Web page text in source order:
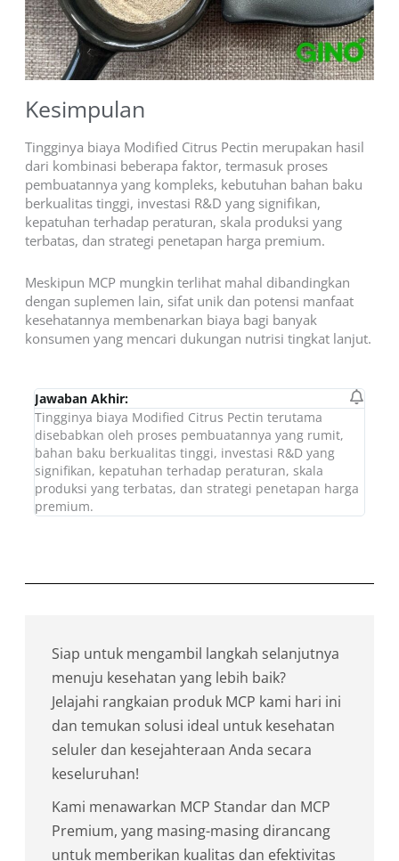
Kesimpulan
Tingginya biaya Modified Citrus Pectin merupakan hasil
dari kombinasi beberapa faktor, termasuk proses
pembuatannya yang kompleks, kebutuhan bahan baku
berkualitas tinggi, investasi R&D yang signifikan,
kepatuhan terhadap peraturan, skala produksi yang
terbatas, dan strategi penetapan harga premium.
Meskipun MCP mungkin terlihat mahal dibandingkan
dengan suplemen lain, sifat unik dan potensi manfaat
kesehatannya membenarkan biaya bagi banyak
konsumen yang mencari dukungan nutrisi tingkat lanjut.
Jawaban Akhir:
Tingginya biaya Modified Citrus Pectin terutama
disebabkan oleh proses pembuatannya yang rumit,
bahan baku berkualitas tinggi, investasi R&D yang
signifikan, kepatuhan terhadap peraturan, skala
produksi yang terbatas, dan strategi penetapan harga
premium.
Siap untuk mengambil langkah selanjutnya
menuju kesehatan yang lebih baik?
Jelajahi rangkaian produk MCP kami hari ini
dan temukan solusi ideal untuk kesehatan
seluler dan kesejahteraan Anda secara
keseluruhan!
Kami menawarkan MCP Standar dan MCP
Premium, yang masing-masing dirancang
untuk memberikan kualitas dan efektivitas